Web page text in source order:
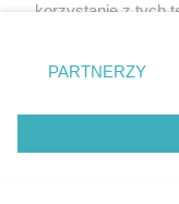
korzystanie z tych
zmienić/wycofać
znajdujący się w
rodzaje
użytkownika, ale
przetwarzaniu.
PARTNERZY